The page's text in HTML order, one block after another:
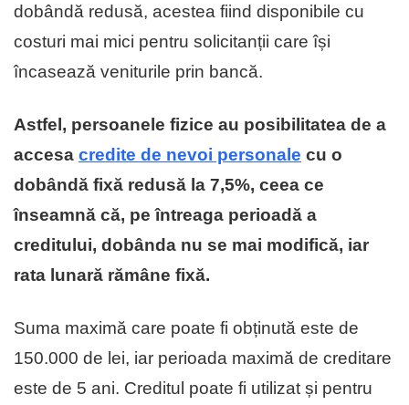
dobândă redusă, acestea fiind disponibile cu
costuri mai mici pentru solicitanții care își
încasează veniturile prin bancă.
Astfel, persoanele fizice au posibilitatea de a
accesa credite de nevoi personale cu o
dobândă fixă redusă la 7,5%, ceea ce
înseamnă că, pe întreaga perioadă a
creditului, dobânda nu se mai modifică, iar
rata lunară rămâne fixă.
Suma maximă care poate fi obținută este de
150.000 de lei, iar perioada maximă de creditare
este de 5 ani. Creditul poate fi utilizat și pentru